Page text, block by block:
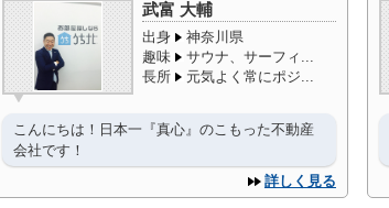
武富 大輔
出身
神奈川県
趣味
サウナ、サーフィ...
長所
元気よく常にポジ...
こんにちは！日本一『真心』のこもった不動産
会社です！
詳しく見る